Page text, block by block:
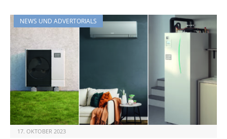
NEWS UND ADVERTORIALS
17. OKTOBER 2023